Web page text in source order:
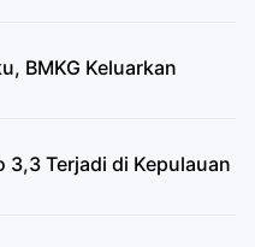
BMKG Keluarkan
3,3 Terjadi di Kepulauan